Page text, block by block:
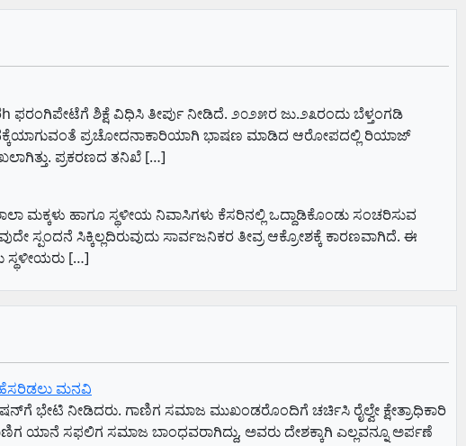
ಶಿಕ್ಷೆ ವಿಧಿಸಿ ತೀರ್ಪು ನೀಡಿದೆ. ೨೦೨೫ರ ಜು.೨೩ರಂದು ಬೆಳ್ತಂಗಡಿ
ಪ್ರಚೋದನಾಕಾರಿಯಾಗಿ ಭಾಷಣ ಮಾಡಿದ ಆರೋಪದಲ್ಲಿ ರಿಯಾಜ್
ಪ್ರಕರಣದ ತನಿಖೆ […]
ಮಕ್ಕಳು ಹಾಗೂ ಸ್ಥಳೀಯ ನಿವಾಸಿಗಳು ಕೆಸರಿನಲ್ಲಿ ಒದ್ದಾಡಿಕೊಂಡು ಸಂಚರಿಸುವ
ಸ್ಪಂದನೆ ಸಿಕ್ಕಿಲ್ಲದಿರುವುದು ಸಾರ್ವಜನಿಕರ ತೀವ್ರ ಆಕ್ರೋಶಕ್ಕೆ ಕಾರಣವಾಗಿದೆ. ಈ
ಸ್ಥಳೀಯರು […]
ಹೆಸರಿಡಲು ಮನವಿ
ಭೇಟಿ ನೀಡಿದರು. ಗಾಣಿಗ ಸಮಾಜ ಮುಖಂಡರೊಂದಿಗೆ ಚರ್ಚಿಸಿ ರೈಲ್ವೇ ಕ್ಷೇತ್ರಾಧಿಕಾರಿ
ಯಾನೆ ಸಫಲಿಗ ಸಮಾಜ ಬಾಂಧವರಾಗಿದ್ದು, ಅವರು ದೇಶಕ್ಕಾಗಿ ಎಲ್ಲವನ್ನೂ ಅರ್ಪಣೆ